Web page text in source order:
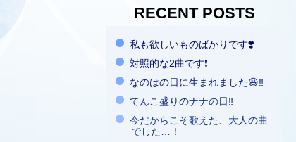
RECENT POSTS
私も欲しいものばかりです❣️
対照的な2曲です❗️
なのはの日に生まれました😆‼️
てんこ盛りのナナの日‼️
今だからこそ歌えた、大人の曲
でした…！